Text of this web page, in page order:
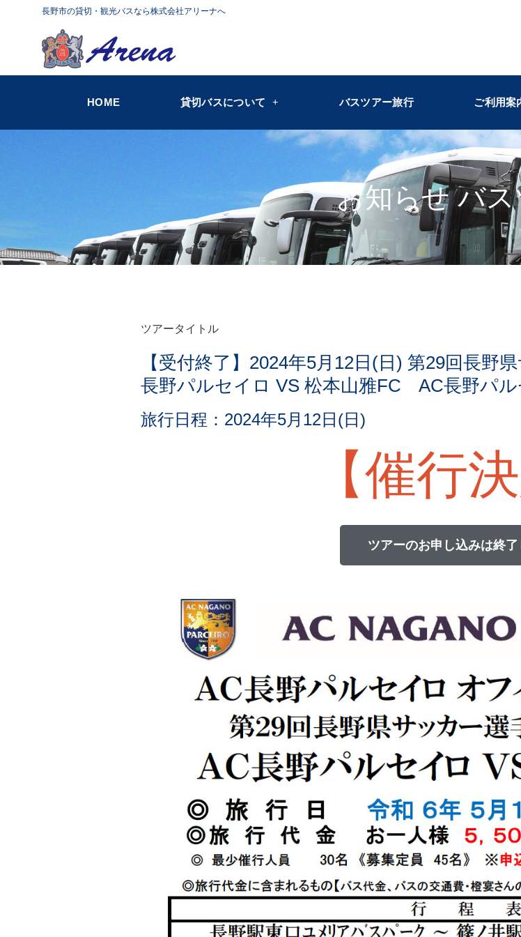
長野市の貸切・観光バスなら株式会社アリーナへ
HOME 貸切バスについて バスツアー旅行 ご利用案
お知らせ バ
ツアータイトル
【受付終了】2024年5月12日(日) 第29回長
長野パルセイロ VS 松本山雅FC AC長野パ
旅行日程：2024年5月12日(日)
【催行
ツアーのお申し込みは終了